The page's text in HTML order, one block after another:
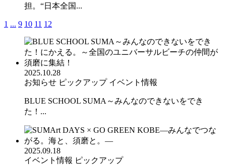
担。“日本全国...
1 ... 9 10 11 12
2025.10.28
お知らせ ピックアップ イベント情報
BLUE SCHOOL SUMA～みんなのできないをでき
た！...
2025.09.18
イベント情報 ピックアップ